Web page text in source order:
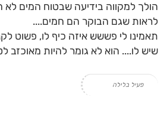
הולך למקווה בידיעה שבטוח המים לא
לראות שגם הבוקר הם חמים....
תאמינו לי פששש איזה כיף לו, פשוט
שיש לו.... הוא לא גומר להיות מאוכזב
פעיל בלילה